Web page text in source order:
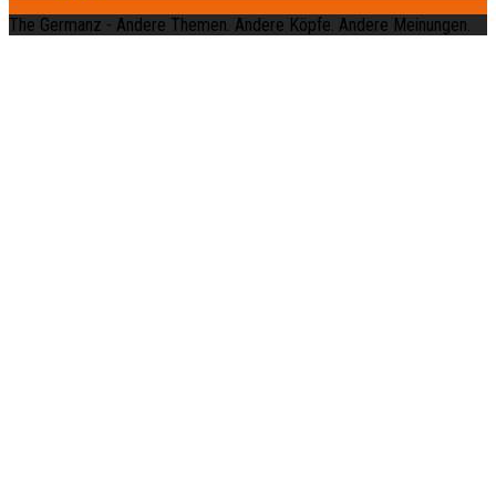
The Germanz - Andere Themen. Andere Köpfe. Andere Meinungen.